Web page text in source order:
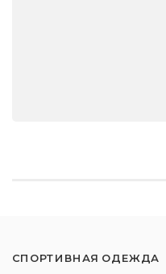
СПОРТИВНАЯ ОДЕЖДА